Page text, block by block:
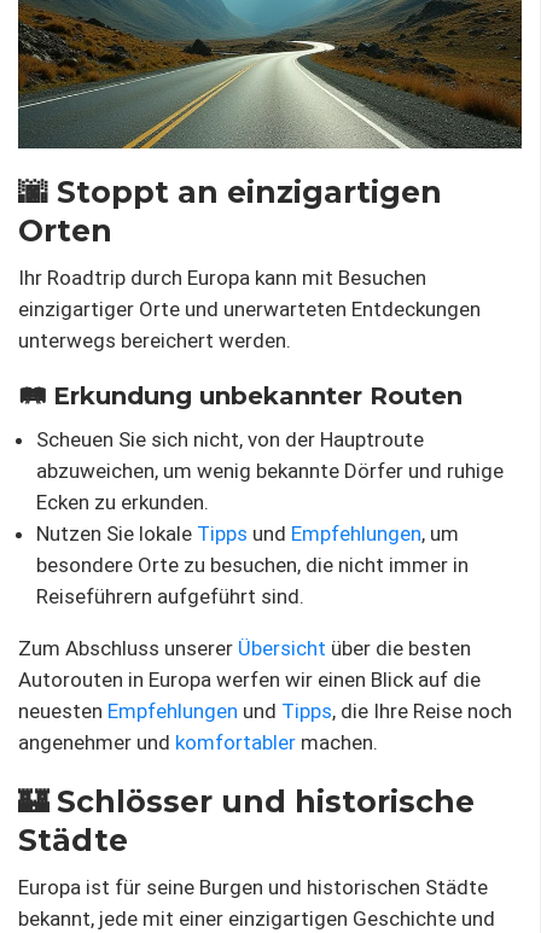
🌆 Stoppt an einzigartigen
Orten
Ihr Roadtrip durch Europa kann mit Besuchen
einzigartiger Orte und unerwarteten Entdeckungen
unterwegs bereichert werden.
🛤 Erkundung unbekannter Routen
Scheuen Sie sich nicht, von der Hauptroute
abzuweichen, um wenig bekannte Dörfer und ruhige
Ecken zu erkunden.
Nutzen Sie lokale Tipps und Empfehlungen, um
besondere Orte zu besuchen, die nicht immer in
Reiseführern aufgeführt sind.
Zum Abschluss unserer Übersicht über die besten
Autorouten in Europa werfen wir einen Blick auf die
neuesten Empfehlungen und Tipps, die Ihre Reise noch
angenehmer und komfortabler machen.
🏰 Schlösser und historische
Städte
Europa ist für seine Burgen und historischen Städte
bekannt, jede mit einer einzigartigen Geschichte und